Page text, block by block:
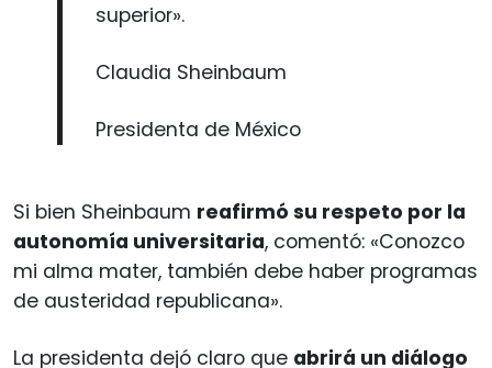
superior».
Claudia Sheinbaum
Presidenta de México
Si bien Sheinbaum reafirmó su respeto por la
autonomía universitaria, comentó: «Conozco
mi alma mater, también debe haber programas
de austeridad republicana».
La presidenta dejó claro que abrirá un diálogo